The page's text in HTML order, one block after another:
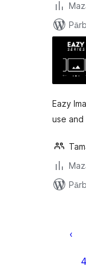
Eazy
use